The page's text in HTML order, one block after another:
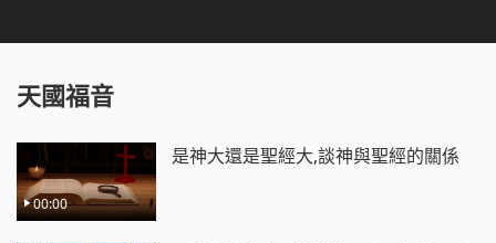
天國福音
00:00
是神大還是聖經大,談神與聖經的關係